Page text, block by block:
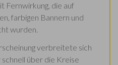
Fernwirkung, die auf
farbigen Bannern und
wurden.
verbreitete sich
über die Kreise